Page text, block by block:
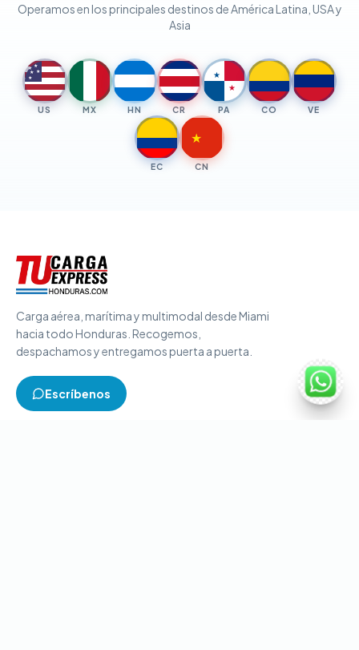
Operamos en los principales destinos de América Latina, USA y
Asia
★ ★
★ ★
★
US MX HN CR
★
★
PA CO VE
EC
★
CN
Carga aérea, marítima y multimodal desde Miami
hacia todo Honduras. Recogemos,
despachamos y entregamos puerta a puerta.
Escríbenos